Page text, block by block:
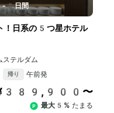
日間
！日系の5つ星ホテル
テルダム
帰り 午前発
〜
最大5% たまる